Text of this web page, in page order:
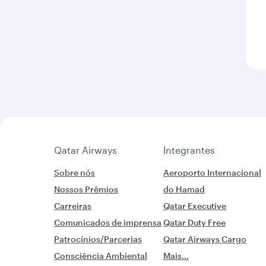
Qatar Airways Integrantes
Sobre nós
Nossos Prêmios
Carreiras
Comunicados de imprensa
Patrocínios/Parcerias
Consciência Ambiental
Aeroporto Internacional
do Hamad
Qatar Executive
Qatar Duty Free
Qatar Airways Cargo
Mais...